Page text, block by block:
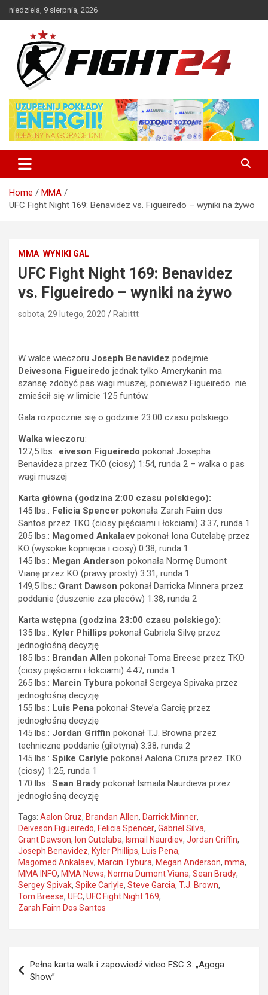
Skip
to
niedziela, 9 sierpnia, 2026
FIGHT24.PL – MMA i K-1, UFC
Home
MMA
UFC Fight Night 169: Benavidez vs. Figueiredo – wyniki na żywo
MMA WYNIKI GAL
UFC Fight Night 169: Benavidez
vs. Figueiredo – wyniki na żywo
sobota, 29 lutego, 2020 Rabittt
W walce wieczoru Joseph Benavidez podejmie
Deivesona Figueiredo jednak tylko Amerykanin ma
szansę zdobyć pas wagi muszej, ponieważ Figueiredo nie
zmieścił się w limicie 125 funtów.
Gala rozpocznie się o godzinie 23:00 czasu polskiego.
Walka wieczoru:
127,5 lbs.: eiveson Figueiredo pokonał Josepha
Benavideza przez TKO (ciosy) 1:54, runda 2 – walka o pas
wagi muszej
Karta główna (godzina 2:00 czasu polskiego):
145 lbs.: Felicia Spencer pokonała Zarah Fairn dos
Santos przez TKO (ciosy pięściami i łokciami) 3:37, runda 1
205 lbs.: Magomed Ankalaevpokonał Iona Cutelabę przez
KO (wysokie kopnięcia i ciosy) 0:38, runda 1
145 lbs.: Megan Anderson pokonała Normę Dumont
Vianę przez KO (prawy prosty) 3:31, runda 1
149,5 lbs.: Grant Dawson pokonał Darricka Minnera przez
poddanie (duszenie zza pleców) 1:38, runda 2
Karta wstępna (godzina 23:00 czasu polskiego):
135 lbs.: Kyler Phillips pokonał Gabriela Silvę przez
jednogłośną decyzję
185 lbs.: Brandan Allen pokonał Toma Breese przez TKO
(ciosy pięściami i łokciami) 4:47, runda 1
265 lbs.: Marcin Tybura pokonał Sergeya Spivaka przez
jednogłośną decyzję
155 lbs.: Luis Pena pokonał Steve’a Garcię przez
jednogłośną decyzję
145 lbs.: Jordan Griffin pokonał T.J. Browna przez
techniczne poddanie (gilotyna) 3:38, runda 2
145 lbs.: Spike Carlyle pokonał Aalona Cruza przez TKO
(ciosy) 1:25, runda 1
170 lbs.: Sean Brady pokonał Ismaila Naurdieva przez
jednogłośną decyzję
Tags: Aalon Cruz, Brandan Allen, Darrick Minner,
Deiveson Figueiredo, Felicia Spencer, Gabriel Silva,
Grant Dawson, Ion Cutelaba, Ismail Naurdiev, Jordan Griffin,
Joseph Benavidez, Kyler Phillips, Luis Pena,
Magomed Ankalaev, Marcin Tybura, Megan Anderson, mma,
MMA INFO, MMA News, Norma Dumont Viana, Sean Brady,
Sergey Spivak, Spike Carlyle, Steve Garcia, T.J. Brown,
Tom Breese, UFC, UFC Fight Night 169,
Zarah Fairn Dos Santos
wpisu
Pełna karta walk i zapowiedź video FSC 3: „Agoga
Show”